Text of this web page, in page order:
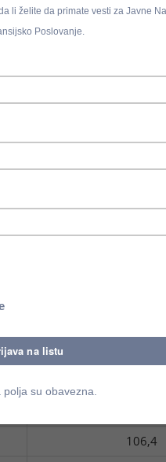
V 2021.
XII 2020.
VII 2021.
103,7
XII 2020.
105,4
106,4